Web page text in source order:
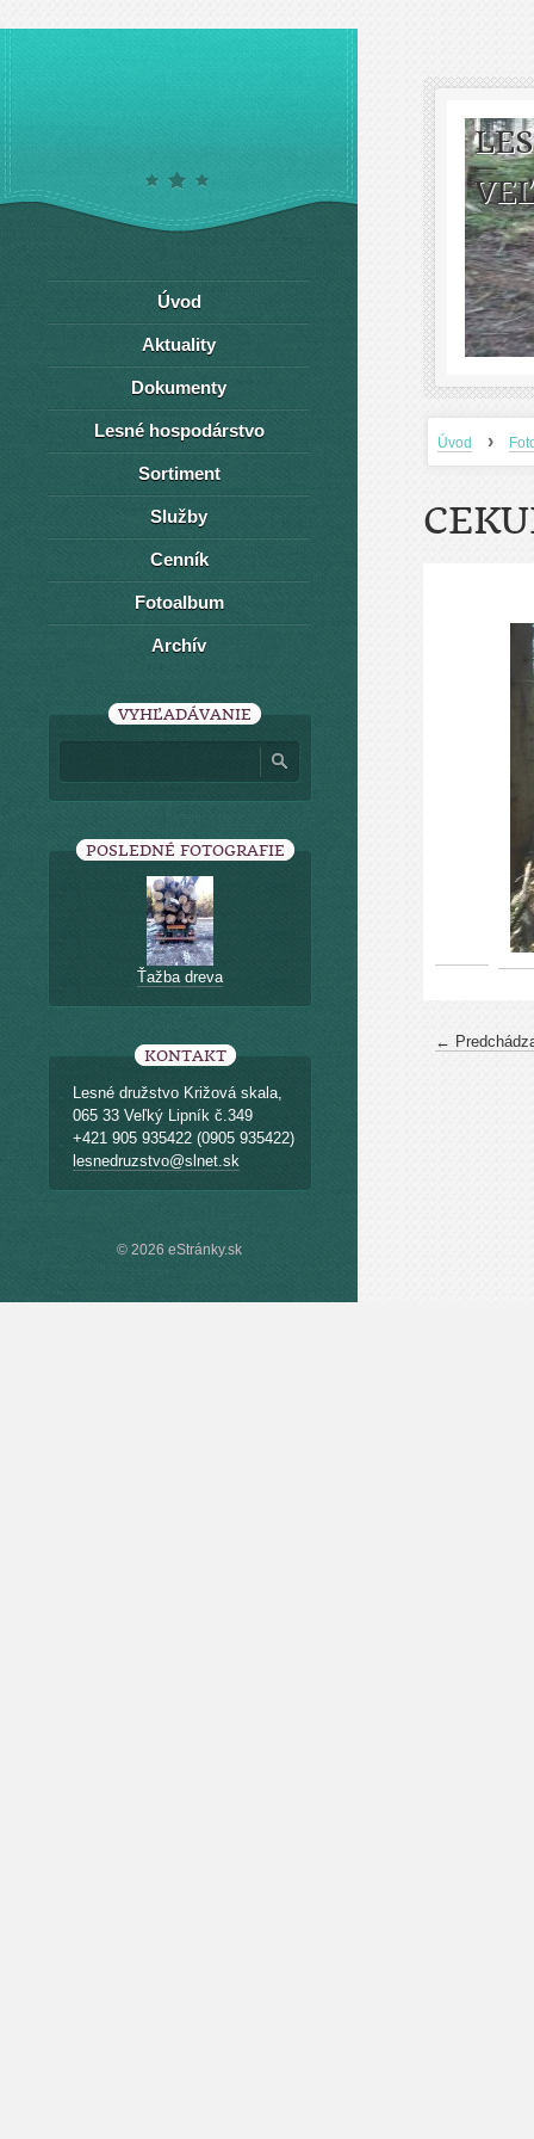
Úvod ›
←
Úvod
Aktuality
Dokumenty
Lesné hospodárstvo
Sortiment
Služby
Cenník
Fotoalbum
Archív
VYHĽADÁVANIE
POSLEDNÉ FOTOGRAFIE
Ťažba dreva
KONTAKT
Lesné družstvo Križová skala,
065 33 Veľký Lipník č.349
+421 905 935422 (0905 935422)
lesnedruzstvo@slnet.sk
© 2026 eStránky.sk